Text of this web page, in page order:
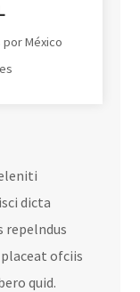
por México
dicta
repelndus
ofciis
quid.